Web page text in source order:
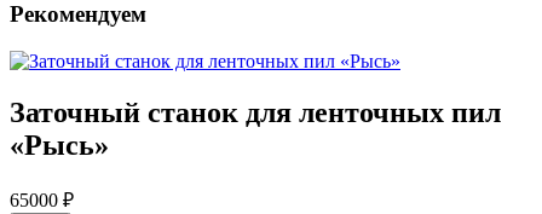
Рекомендуем
Заточный станок для ленточных пил
«Рысь»
65000 ₽